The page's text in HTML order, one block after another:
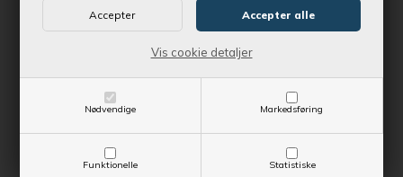
Nødvendige Markedsføring
Funktionelle Statistiske
Vis cookie detaljer
Bestil nu !
og få produktet leveret indenfor 1-2* dage